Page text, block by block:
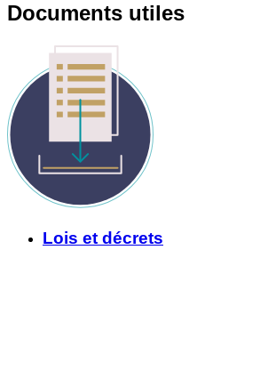
Documents utiles
Lois et décrets